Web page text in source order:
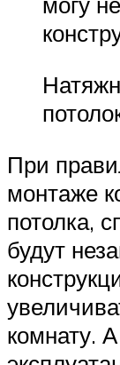
При
монтаже
потолка,
будут
комнату.